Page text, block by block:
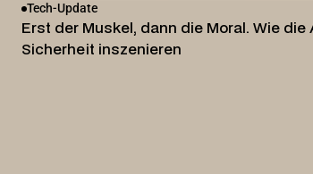
Tech-Update
Erst der Muskel, dann die Moral. Wie die
Sicherheit inszenieren